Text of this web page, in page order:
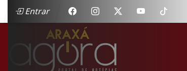
Entrar